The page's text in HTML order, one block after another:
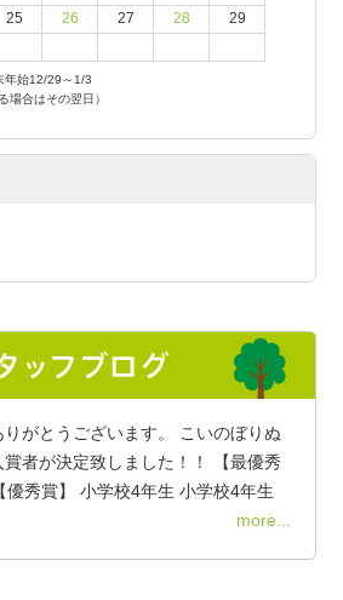
25 26 27 28
29
年始12/29～1/3
場合はその翌日）
がとうございます。 こいのぼりぬ
賞者が決定致しました！！ 【最優秀
優秀賞】 小学校4年生 小学校4年生
more...